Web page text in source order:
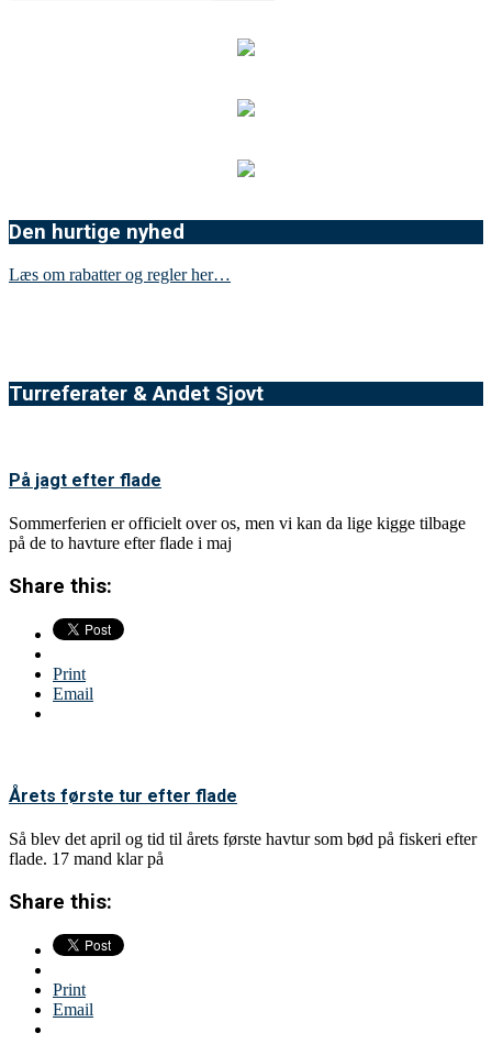
Den hurtige nyhed
Læs om rabatter og regler her…
Turreferater & Andet Sjovt
På jagt efter flade
Sommerferien er officielt over os, men vi kan da lige kigge tilbage
på de to havture efter flade i maj
Share this:
Print
Email
Årets første tur efter flade
Så blev det april og tid til årets første havtur som bød på fiskeri efter
flade. 17 mand klar på
Share this:
Print
Email